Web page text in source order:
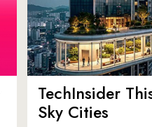
TechInsider
Sky Cities